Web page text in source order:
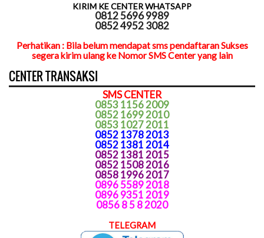
KIRIM KE CENTER WHATSAPP
0812 5696 9989
0852 4952 3082
Perhatikan : Bila belum mendapat sms pendaftaran Sukses
segera kirim ulang ke Nomor SMS Center yang lain
CENTER TRANSAKSI
SMS CENTER
0853 1156 2009
0852 1699 2010
0853 1027 2011
0852 1378 2013
0852 1381 2014
0852 1381 2015
0852 1508 2016
0858 1996 2017
0896 5589 2018
0896 9351 2019
0856 8 5 8 2020
TELEGRAM